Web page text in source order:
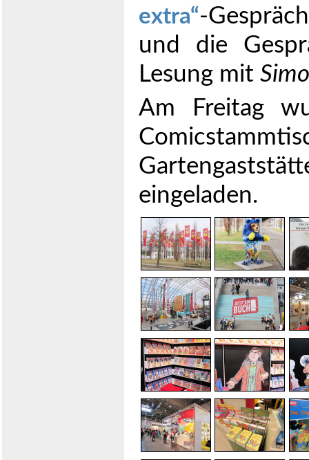
extra -
und die
Lesung mit
Am Freitag
eingeladen.